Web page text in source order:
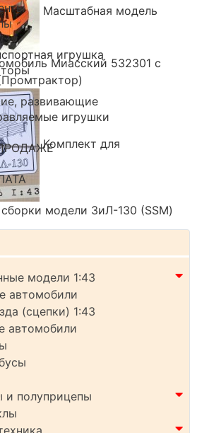
игрушка
развивающие
игрушки
Масштабная модель
Миасский 532301 с
Комплект для
модели ЗиЛ-130 (SSM)
модели 1:43
автомобили
(сцепки) 1:43
автомобили
и полуприцепы